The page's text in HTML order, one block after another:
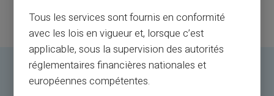
Tous les services sont fournis en conformité
avec les lois en vigueur et, lorsque c’est
applicable, sous la supervision des autorités
réglementaires financières nationales et
européennes compétentes.